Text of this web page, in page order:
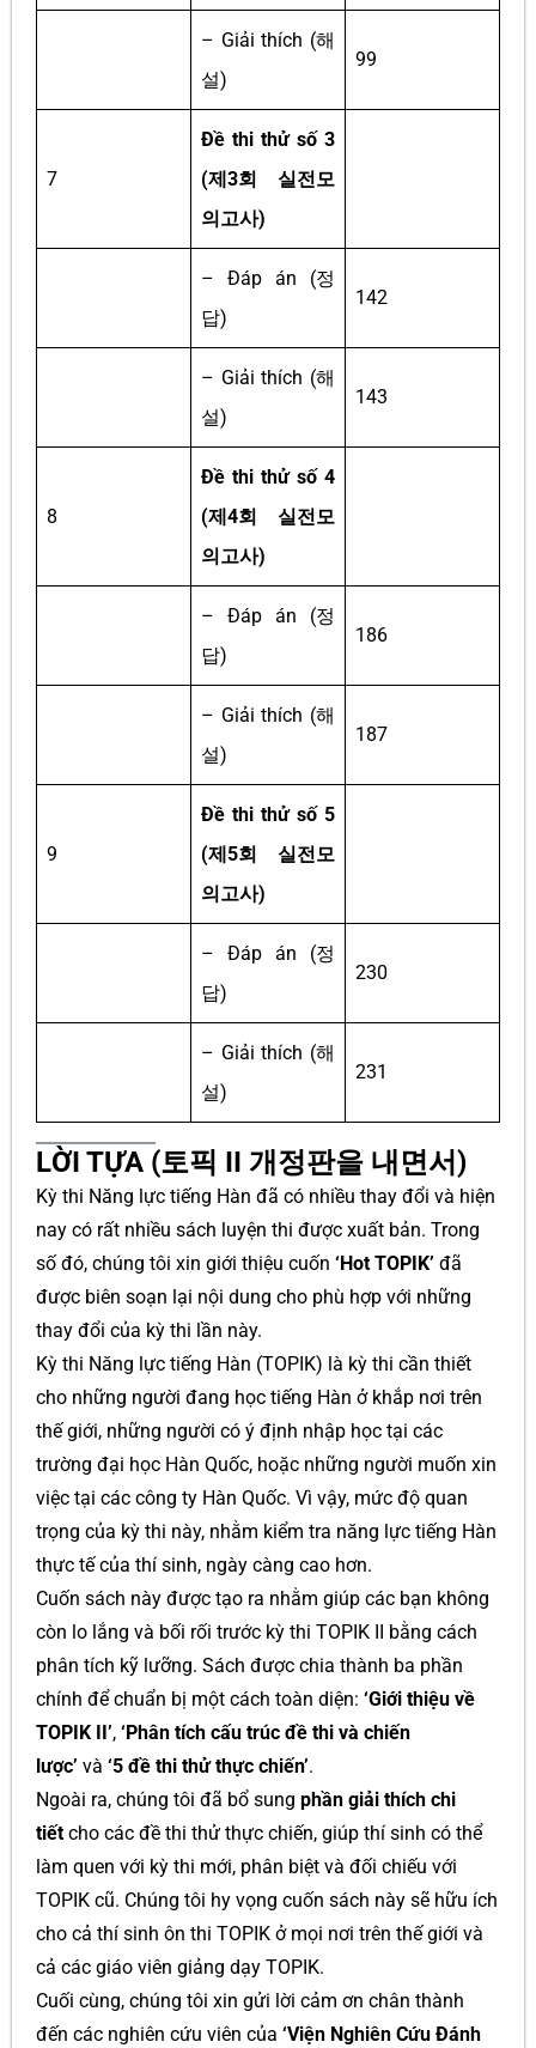
– Giải thích (해
설)
99
7
Đề thi thử số 3
(제3회 실전모
의고사)
– Đáp án (정
답)
142
– Giải thích (해
설)
143
8
Đề thi thử số 4
(제4회 실전모
의고사)
– Đáp án (정
답)
186
– Giải thích (해
설)
187
9
Đề thi thử số 5
(제5회 실전모
의고사)
– Đáp án (정
답)
230
– Giải thích (해
설)
231
LỜI TỰA (토픽 II 개정판을 내면서)
Kỳ thi Năng lực tiếng Hàn đã có nhiều thay đổi và hiện
nay có rất nhiều sách luyện thi được xuất bản. Trong
số đó, chúng tôi xin giới thiệu cuốn ‘Hot TOPIK’ đã
được biên soạn lại nội dung cho phù hợp với những
thay đổi của kỳ thi lần này.
Kỳ thi Năng lực tiếng Hàn (TOPIK) là kỳ thi cần thiết
cho những người đang học tiếng Hàn ở khắp nơi trên
thế giới, những người có ý định nhập học tại các
trường đại học Hàn Quốc, hoặc những người muốn xin
việc tại các công ty Hàn Quốc. Vì vậy, mức độ quan
trọng của kỳ thi này, nhằm kiểm tra năng lực tiếng Hàn
thực tế của thí sinh, ngày càng cao hơn.
Cuốn sách này được tạo ra nhằm giúp các bạn không
còn lo lắng và bối rối trước kỳ thi TOPIK II bằng cách
phân tích kỹ lưỡng. Sách được chia thành ba phần
chính để chuẩn bị một cách toàn diện: ‘Giới thiệu về
TOPIK II’, ‘Phân tích cấu trúc đề thi và chiến
lược’ và ‘5 đề thi thử thực chiến’.
Ngoài ra, chúng tôi đã bổ sung phần giải thích chi
tiết cho các đề thi thử thực chiến, giúp thí sinh có thể
làm quen với kỳ thi mới, phân biệt và đối chiếu với
TOPIK cũ. Chúng tôi hy vọng cuốn sách này sẽ hữu ích
cho cả thí sinh ôn thi TOPIK ở mọi nơi trên thế giới và
cả các giáo viên giảng dạy TOPIK.
Cuối cùng, chúng tôi xin gửi lời cảm ơn chân thành
đến các nghiên cứu viên của ‘Viện Nghiên Cứu Đánh